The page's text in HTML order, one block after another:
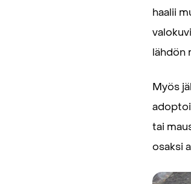
haalii
lähdön
Myös
tai
osaksi